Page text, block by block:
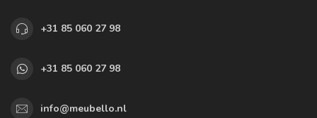
+31 85 060 27 98
+31 85 060 27 98
info@meubello.nl